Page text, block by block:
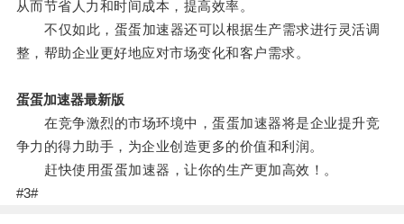
从而节省人力和时间成本，提高效率。
不仅如此，蛋蛋加速器还可以根据生产需求进行灵活调
整，帮助企业更好地应对市场变化和客户需求。
蛋蛋加速器最新版
在竞争激烈的市场环境中，蛋蛋加速器将是企业提升竞
争力的得力助手，为企业创造更多的价值和利润。
赶快使用蛋蛋加速器，让你的生产更加高效！。
#3#